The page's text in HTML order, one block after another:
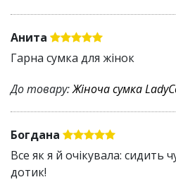
Анита
Гарна сумка для жінок
До товару:Жіноча сумка
Богдана
Все як я й очікувала: сидить
дотик!